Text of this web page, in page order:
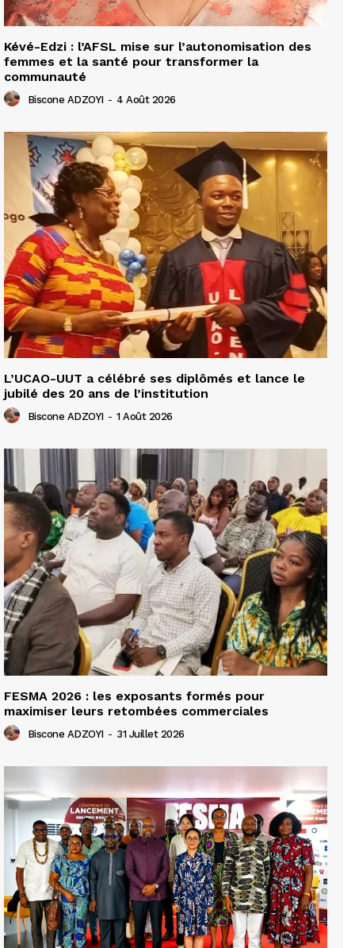
Kévé-Edzi : l’AFSL mise sur l’autonomisation des
femmes et la santé pour transformer la
communauté
Biscone ADZOYI - 4 Août 2026
L’UCAO-UUT a célébré ses diplômés et lance le
jubilé des 20 ans de l’institution
Biscone ADZOYI - 1 Août 2026
FESMA 2026 : les exposants formés pour
maximiser leurs retombées commerciales
Biscone ADZOYI - 31 Juillet 2026